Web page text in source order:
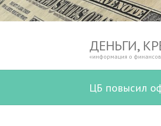
ДЕНЬГИ,
«информация о
ЦБ повысил